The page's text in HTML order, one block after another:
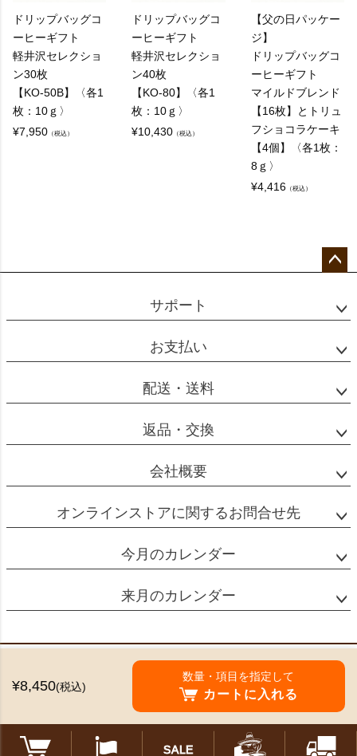
¥8,450(税込)
数量・項目を指定して
カートに入れる
ドリップバッグコ
ーヒーギフト
軽井沢セレクショ
ン30枚
【KO-50B】〈各1
枚：10ｇ〉
¥7,950 （税込）
ドリップバッグコ
ーヒーギフト
軽井沢セレクショ
ン40枚
【KO-80】〈各1
枚：10ｇ〉
¥10,430 （税込）
【父の日パッケー
ジ】
ドリップバッグコ
ーヒーギフト
マイルドブレンド
【16枚】とトリュ
フショコラケーキ
【4個】〈各1枚：
8ｇ〉
¥4,416（税込）
ップ
サポート
お支払い
配送・送料
返品・交換
会社概要
オンラインストアに関するお問合せ先
今月のカレンダー
来月のカレンダー
特定商取引法に基づく表示
個人情報の取扱
©2024 Mikado Coffee Shokai All Rights reserved.